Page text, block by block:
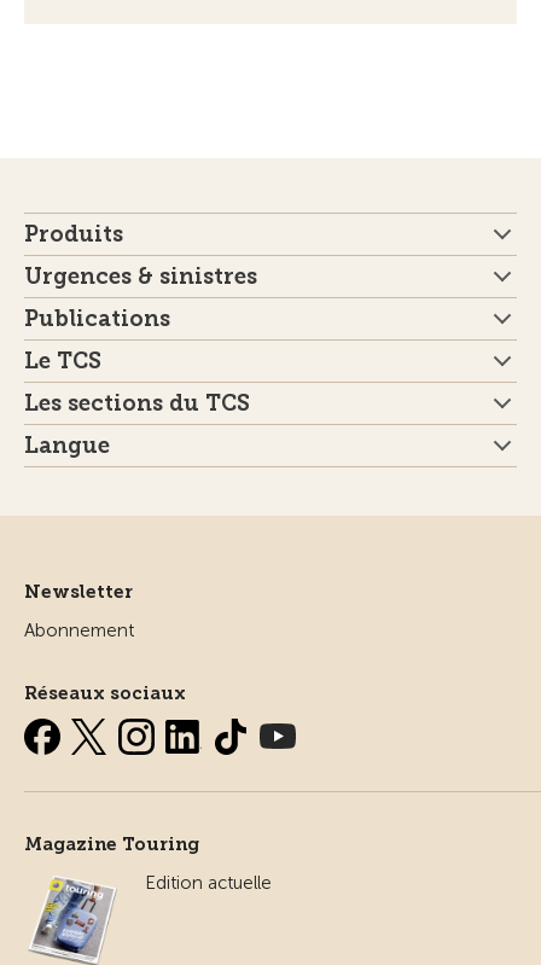
Produits
Urgences & sinistres
Publications
Le TCS
Les sections du TCS
Langue
Newsletter
Abonnement
Réseaux sociaux
Magazine Touring
Edition actuelle